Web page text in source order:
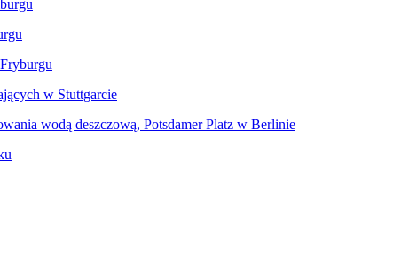
w Stuttgarcie
wodą deszczową, Potsdamer Platz w Berlinie